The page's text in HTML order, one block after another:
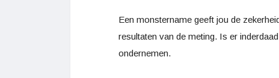
Een monstername geeft jou de
resultaten van de meting. Is er
ondernemen.